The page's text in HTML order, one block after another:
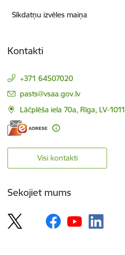
Sīkdatņu izvēles maiņa
Kontakti
+371 64507020
E-pasts:
pasts@vsaa.gov.lv
Lāčplēša iela 70a, Rīga, LV-1011
Visi kontakti
Sekojiet mums